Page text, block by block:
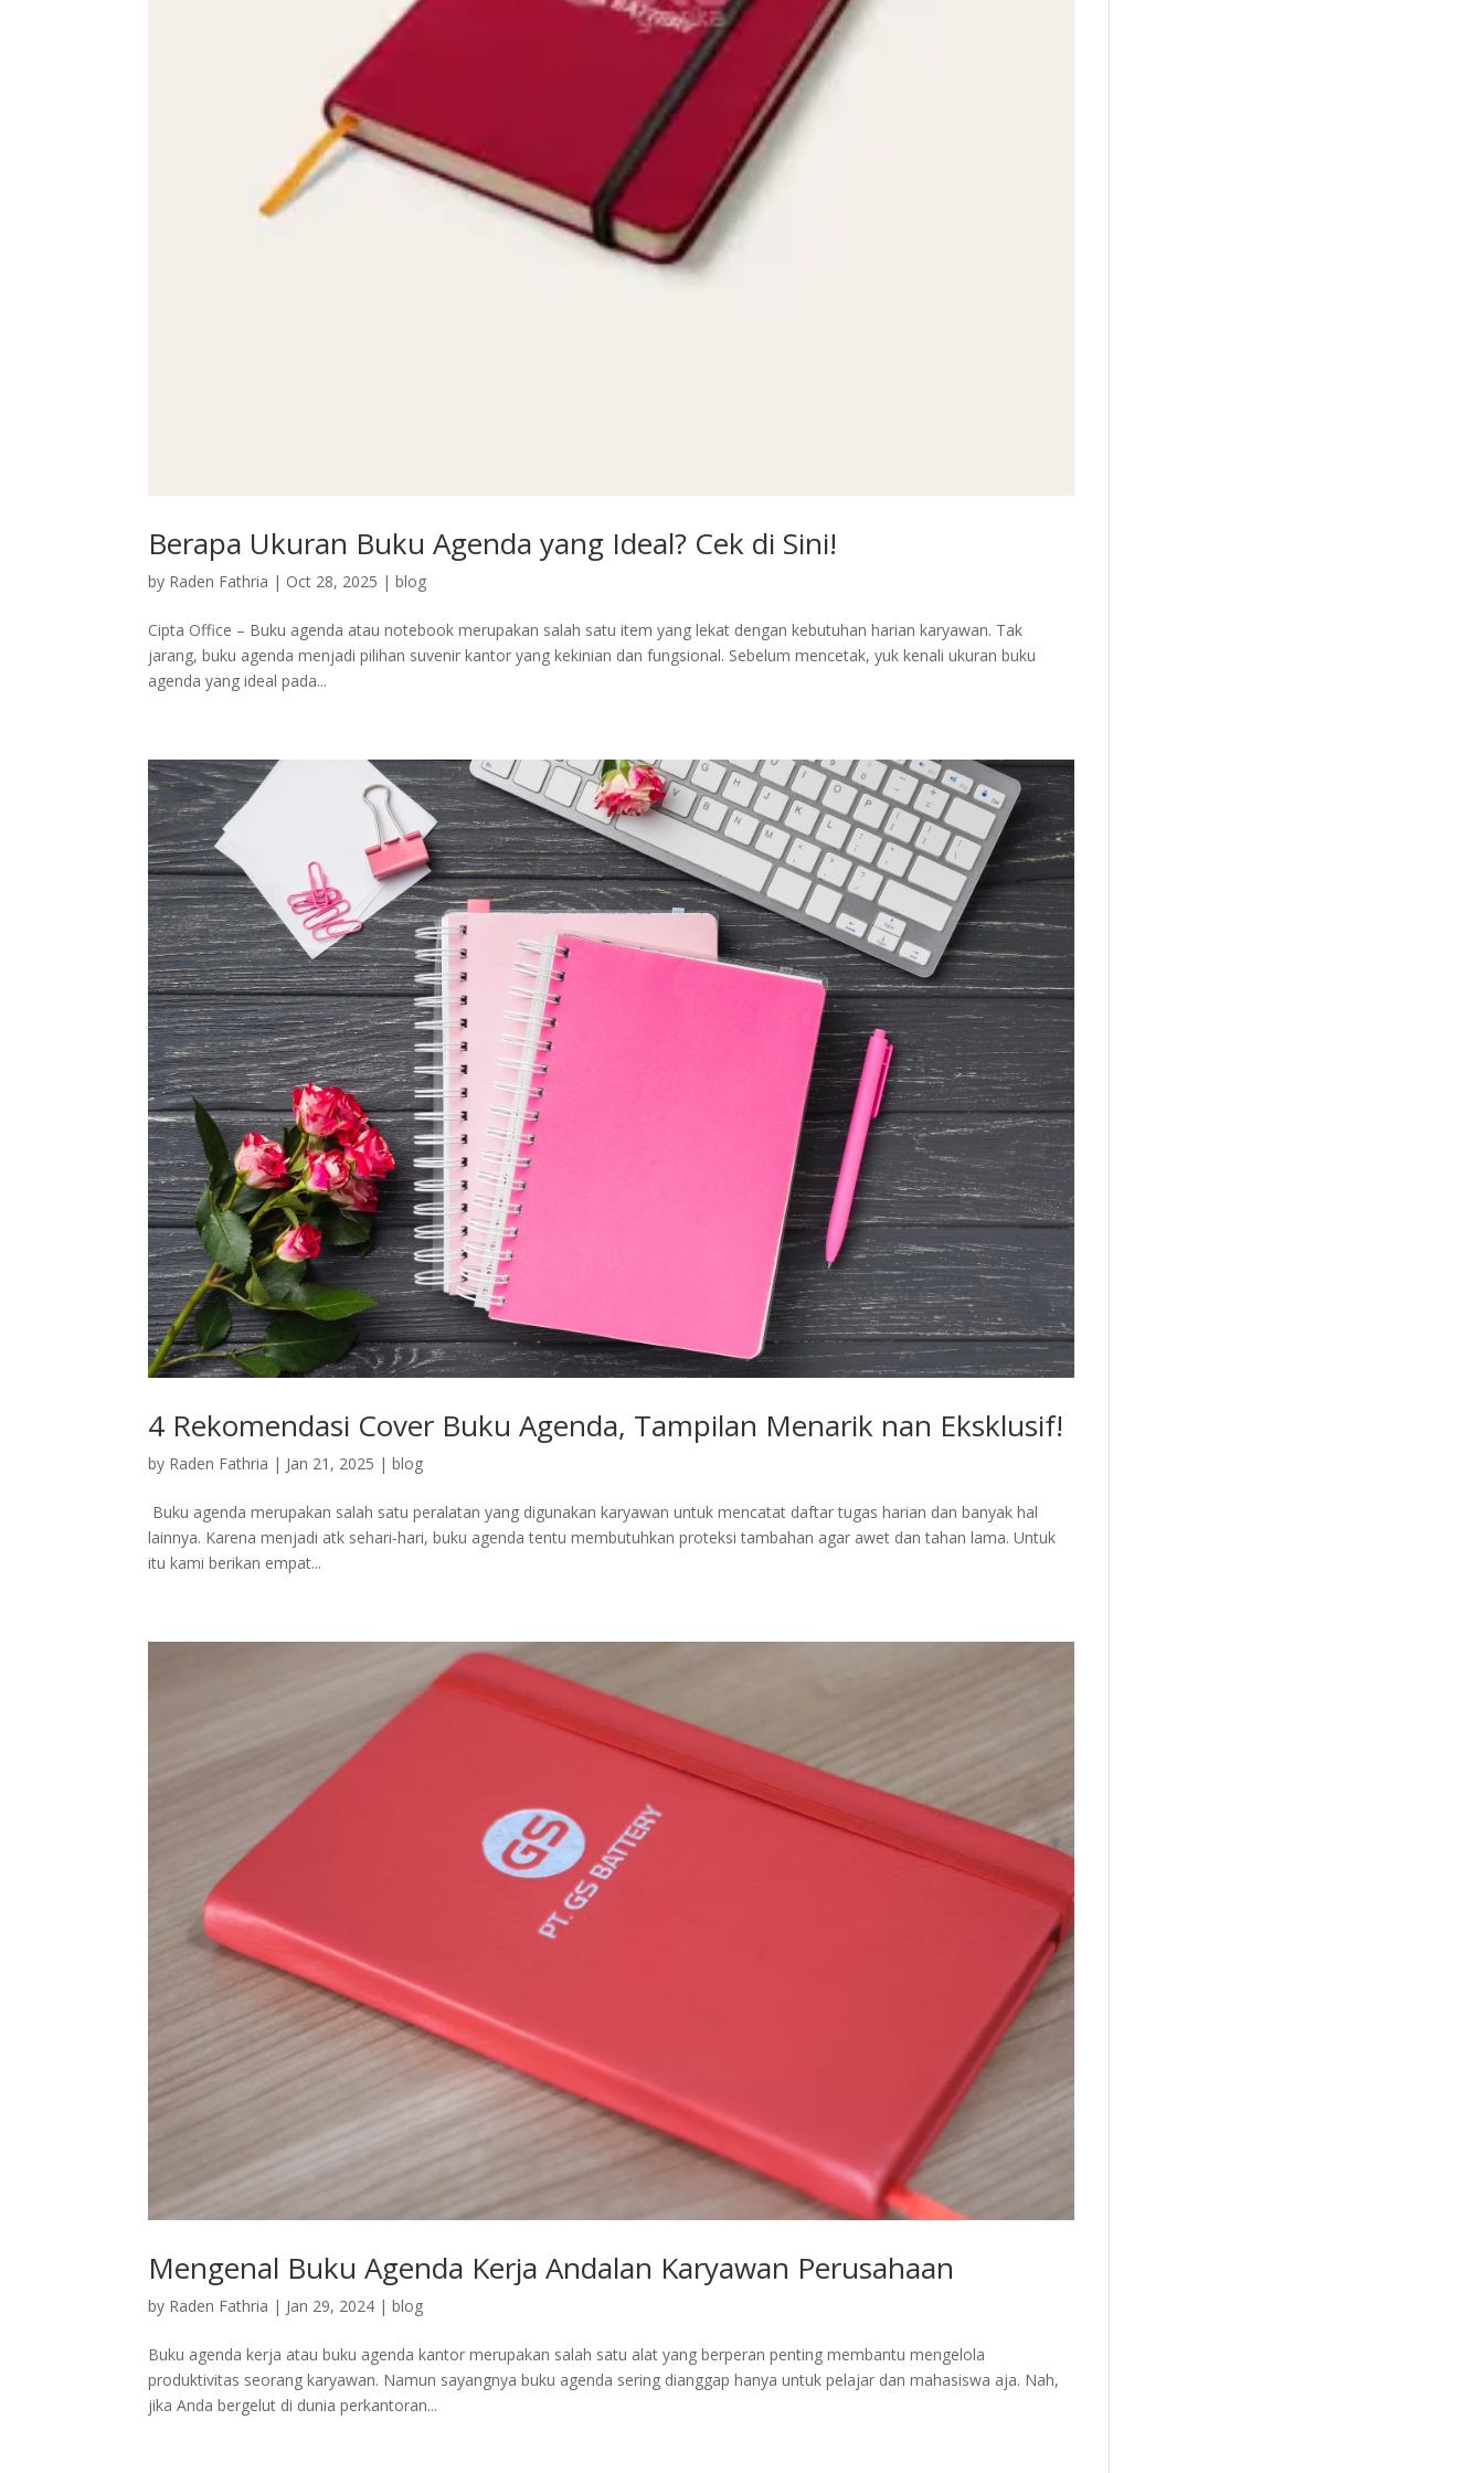
Berapa Ukuran Buku Agenda yang Ideal? Cek di Sini!
by Raden Fathria | Oct 28, 2025 |blog
Cipta Office – Buku agenda atau notebook merupakan salah satu item yang lekat dengan kebutuhan harian karyawan. Tak
jarang, buku agenda menjadi pilihan suvenir kantor yang kekinian dan fungsional. Sebelum mencetak, yuk kenali ukuran buku
agenda yang ideal pada...
4 Rekomendasi Cover Buku Agenda, Tampilan Menarik nan Eksklusif!
by Raden Fathria | Jan 21, 2025 |blog
Buku agenda merupakan salah satu peralatan yang digunakan karyawan untuk mencatat daftar tugas harian dan banyak hal
lainnya. Karena menjadi atk sehari-hari, buku agenda tentu membutuhkan proteksi tambahan agar awet dan tahan lama. Untuk
itu kami berikan empat...
Mengenal Buku Agenda Kerja Andalan Karyawan Perusahaan
by Raden Fathria | Jan 29, 2024 |blog
Buku agenda kerja atau buku agenda kantor merupakan salah satu alat yang berperan penting membantu mengelola
produktivitas seorang karyawan. Namun sayangnya buku agenda sering dianggap hanya untuk pelajar dan mahasiswa aja. Nah,
jika Anda bergelut di dunia perkantoran...